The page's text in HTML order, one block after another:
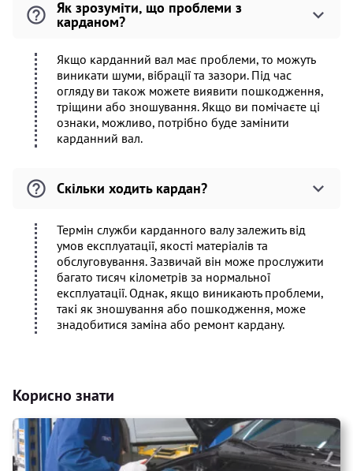
Як зрозуміти, що проблеми з
карданом?
Якщо карданний вал має проблеми, то можуть
виникати шуми, вібрації та зазори. Під час
огляду ви також можете виявити пошкодження,
тріщини або зношування. Якщо ви помічаєте ці
ознаки, можливо, потрібно буде замінити
карданний вал.
Скільки ходить кардан?
Термін служби карданного валу залежить від
умов експлуатації, якості матеріалів та
обслуговування. Зазвичай він може прослужити
багато тисяч кілометрів за нормальної
експлуатації. Однак, якщо виникають проблеми,
такі як зношування або пошкодження, може
знадобитися заміна або ремонт кардану.
Корисно знати